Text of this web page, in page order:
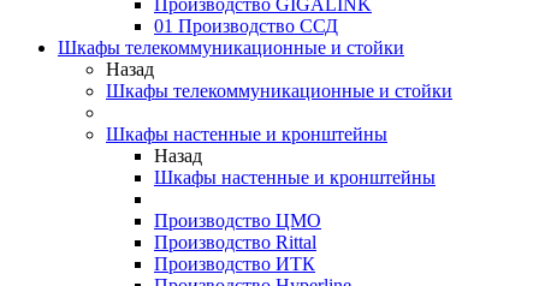
Производство GIGALINK
01 Производство ССД
Шкафы телекоммуникационные и стойки
Назад
Шкафы телекоммуникационные и стойки
Шкафы настенные и кронштейны
Назад
Шкафы настенные и кронштейны
Производство ЦМО
Производство Rittal
Производство ИТК